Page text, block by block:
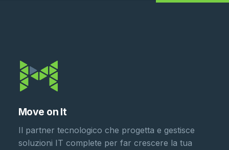
Move on It
Il partner tecnologico che progetta e gestisce
soluzioni IT complete per far crescere la tua